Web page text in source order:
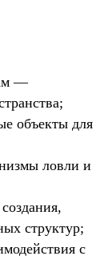
—
объекты для
ловли и
структур;
с